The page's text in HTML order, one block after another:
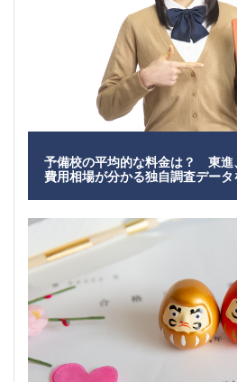
予備校の平均的な料金は？ 東進
費用相場が分かる独自調査データ